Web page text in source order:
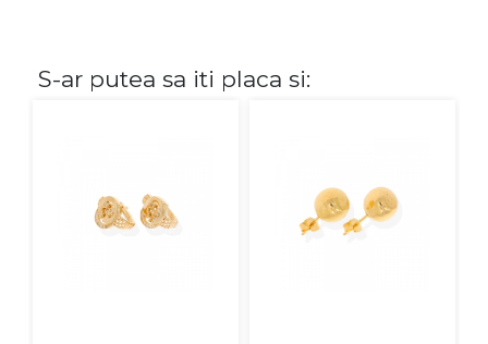
S-ar putea sa iti placa si: